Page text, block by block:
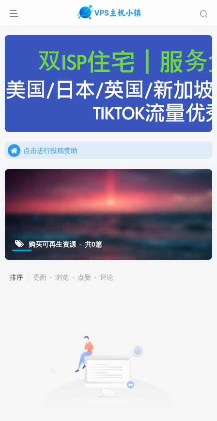
点击加入官方TG频道/聊天群
点击进行投稿赞助
点击加入官方TG频道/聊天群
购买可再生资源 共0篇
排序 更新 浏览 点赞 评论